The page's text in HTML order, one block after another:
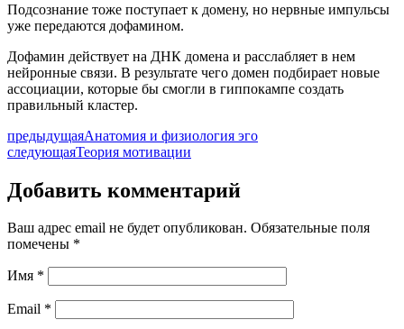
Подсознание тоже поступает к домену, но нервные импульсы
уже передаются дофамином.
Дофамин действует на ДНК домена и расслабляет в нем
нейронные связи. В результате чего домен подбирает новые
ассоциации, которые бы смогли в гиппокампе создать
правильный кластер.
предыдущаяАнатомия и физиология эго
следующаяТеория мотивации
Добавить комментарий
Ваш адрес email не будет опубликован. Обязательные поля
помечены *
Имя *
Email *